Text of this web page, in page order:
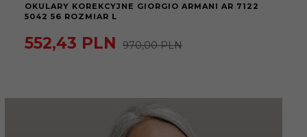
OKULARY KOREKCYJNE GIORGIO ARMANI AR 7122
5042 56 ROZMIAR L
552,43 PLN 970,00 PLN